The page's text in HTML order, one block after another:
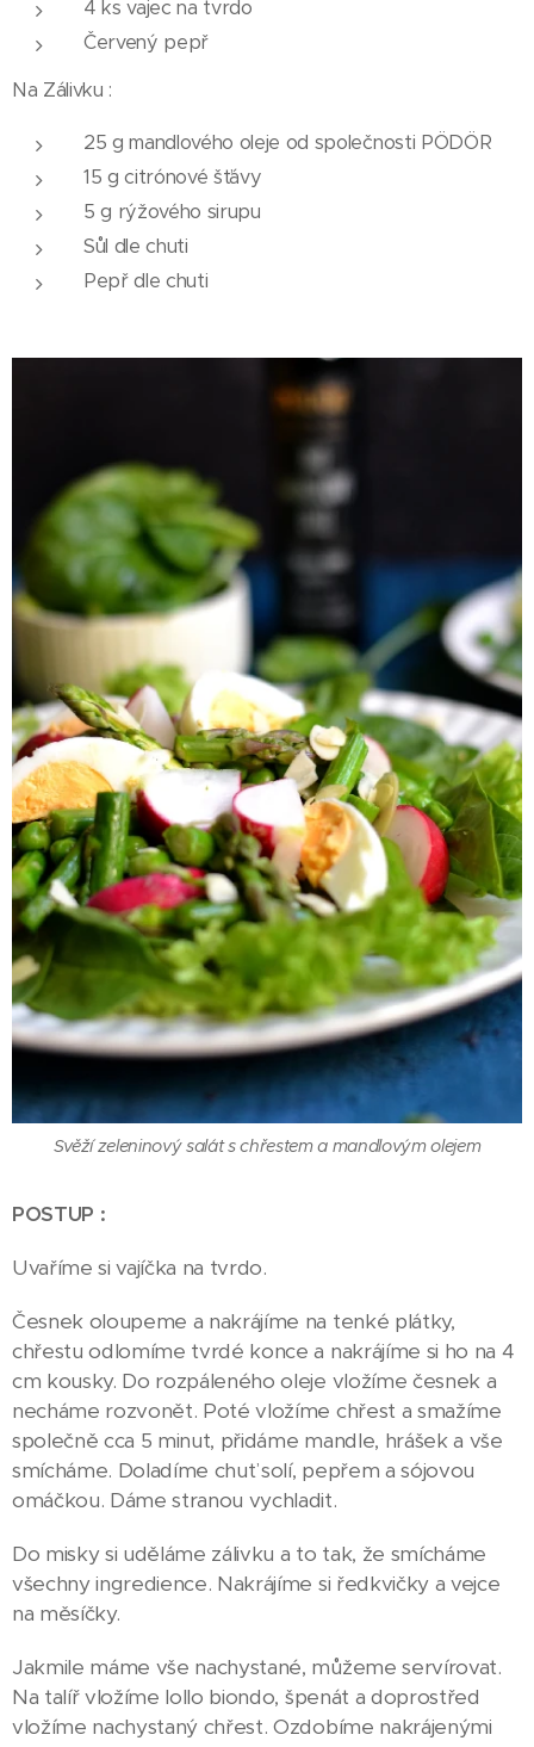
4 ks vajec na tvrdo
Červený pepř
Na Zálivku :
25 g mandlového oleje od společnosti PÖDÖR
15 g citrónové šťávy
5 g rýžového sirupu
Sůl dle chuti
Pepř dle chuti
Svěží zeleninový salát s chřestem a mandlovým olejem
POSTUP :
Uvaříme si vajíčka na tvrdo.
Česnek oloupeme a nakrájíme na tenké plátky,
chřestu odlomíme tvrdé konce a nakrájíme si ho na 4
cm kousky. Do rozpáleného oleje vložíme česnek a
necháme rozvonět. Poté vložíme chřest a smažíme
společně cca 5 minut, přidáme mandle, hrášek a vše
smícháme. Doladíme chuť solí, pepřem a sójovou
omáčkou. Dáme stranou vychladit.
Do misky si uděláme zálivku a to tak, že smícháme
všechny ingredience. Nakrájíme si ředkvičky a vejce
na měsíčky.
Jakmile máme vše nachystané, můžeme servírovat.
Na talíř vložíme lollo biondo, špenát a doprostřed
vložíme nachystaný chřest. Ozdobíme nakrájenými